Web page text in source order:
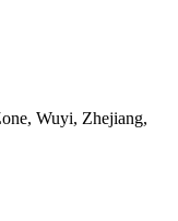
Wuyi, Zhejiang,